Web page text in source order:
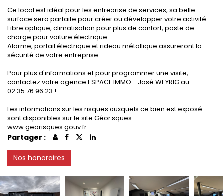
Ce local est idéal pour les entreprise de services, sa belle
surface sera parfaite pour créer ou développer votre activité.
Fibre optique, climatisation pour plus de confort, poste de
charge pour voiture électrique.
Alarme, portail électrique et rideau métallique assureront la
sécurité de votre entreprise.
Pour plus d'informations et pour programmer une visite,
contactez votre agence ESPACE IMMO - José WEYRIG au
02.35.76.96.23 !
Les informations sur les risques auxquels ce bien est exposé
sont disponibles sur le site Géorisques :
www.georisques.gouv.fr.
Partager :
Nos honoraires